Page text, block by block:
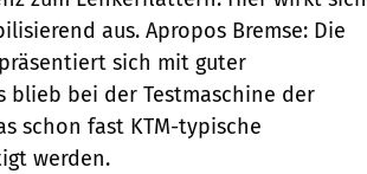
aus. Apropos Bremse: Die
sich mit guter
blieb bei der Testmaschine der
schon fast KTM-typische
werden.